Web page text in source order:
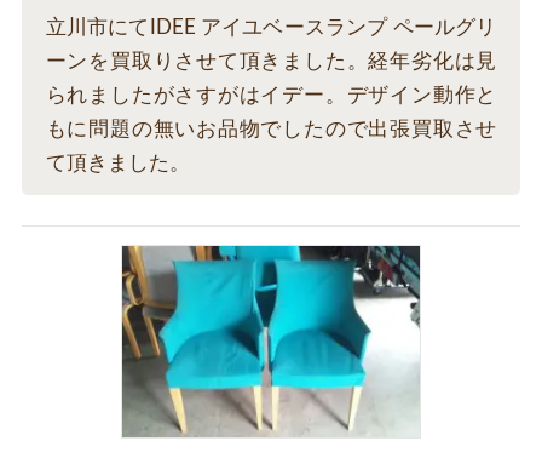
立川市にてIDEE アイユベースランプ ペールグリ
ーンを買取りさせて頂きました。経年劣化は見
られましたがさすがはイデー。デザイン動作と
もに問題の無いお品物でしたので出張買取させ
て頂きました。